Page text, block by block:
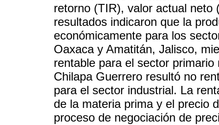
retorno (TIR), valor actual neto
resultados indicaron que la
económicamente para los
Oaxaca y Amatitán, Jalisco,
rentable para el sector
Chilapa Guerrero resultó no
para el sector industrial. La
de la materia prima y el precio
proceso de negociación de